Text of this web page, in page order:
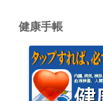
健康手帳